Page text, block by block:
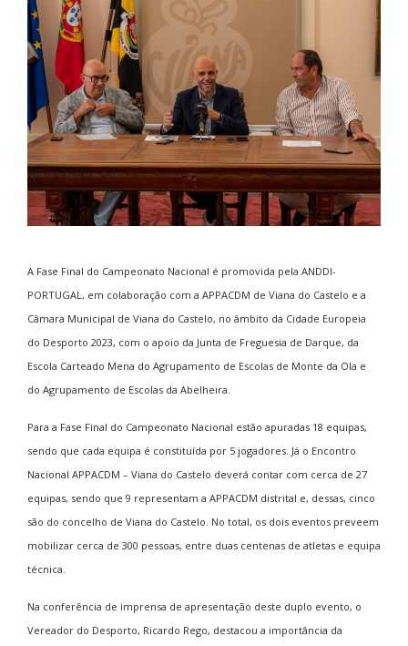
A Fase Final do Campeonato Nacional é promovida pela ANDDI-
PORTUGAL, em colaboração com a APPACDM de Viana do Castelo e a
Câmara Municipal de Viana do Castelo, no âmbito da Cidade Europeia
do Desporto 2023, com o apoio da Junta de Freguesia de Darque, da
Escola Carteado Mena do Agrupamento de Escolas de Monte da Ola e
do Agrupamento de Escolas da Abelheira.
Para a Fase Final do Campeonato Nacional estão apuradas 18 equipas,
sendo que cada equipa é constituída por 5 jogadores. Já o Encontro
Nacional APPACDM – Viana do Castelo deverá contar com cerca de 27
equipas, sendo que 9 representam a APPACDM distrital e, dessas, cinco
são do concelho de Viana do Castelo. No total, os dois eventos preveem
mobilizar cerca de 300 pessoas, entre duas centenas de atletas e equipa
técnica.
Na conferência de imprensa de apresentação deste duplo evento, o
Vereador do Desporto, Ricardo Rego, destacou a importância da